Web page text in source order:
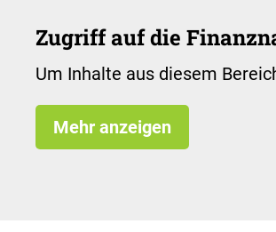
Zugriff auf die
Um Inhalte aus diesem
Mehr anzeigen